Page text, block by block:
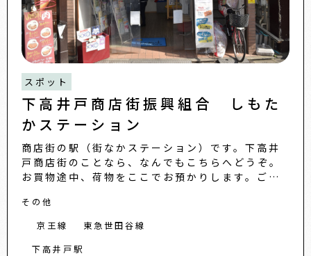
スポット
下高井戸商店街振興組合 しもた
かステーション
商店街の駅（街なかステーション）です。下高井
戸商店街のことなら、なんでもこちらへどうぞ。
お買物途中、荷物をここでお預かりします。ご自
などを集めた観光情報コー
その他
京王線
東急世田谷線
下高井戸駅